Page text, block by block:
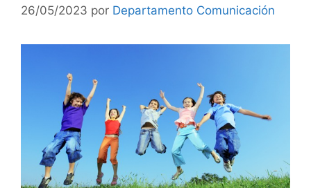
26/05/2023 por Departamento Comunicación